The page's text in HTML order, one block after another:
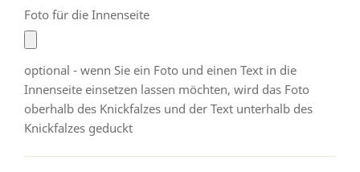
Foto für die Innenseite
optional - wenn Sie ein Foto und einen Text in die
Innenseite einsetzen lassen möchten, wird das Foto
oberhalb des Knickfalzes und der Text unterhalb des
Knickfalzes geduckt